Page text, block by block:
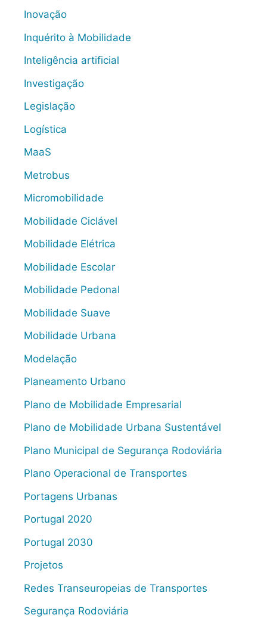
Inovação
Inquérito à Mobilidade
Inteligência artificial
Investigação
Legislação
Logística
MaaS
Metrobus
Micromobilidade
Mobilidade Ciclável
Mobilidade Elétrica
Mobilidade Escolar
Mobilidade Pedonal
Mobilidade Suave
Mobilidade Urbana
Modelação
Planeamento Urbano
Plano de Mobilidade Empresarial
Plano de Mobilidade Urbana Sustentável
Plano Municipal de Segurança Rodoviária
Plano Operacional de Transportes
Portagens Urbanas
Portugal 2020
Portugal 2030
Projetos
Redes Transeuropeias de Transportes
Segurança Rodoviária